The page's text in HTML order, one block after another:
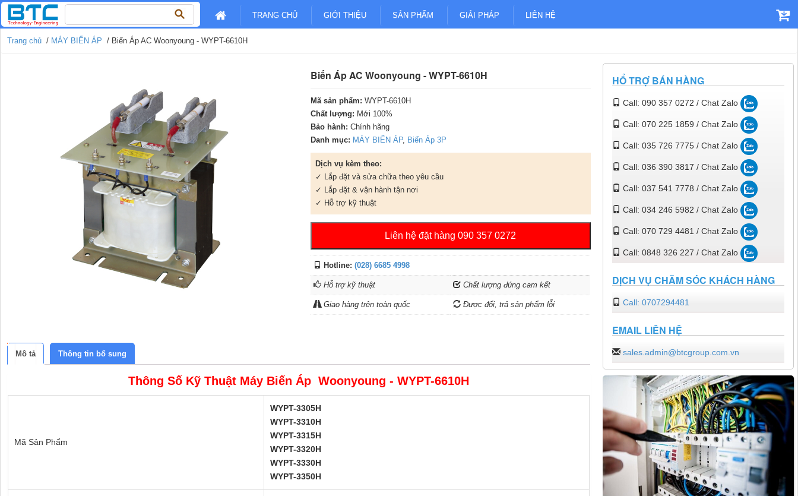
kiếm
cho:
TRANG CHỦ GIỚI THIỆU SẢN PHẨM GIẢI PHÁP LIÊN HỆ
Trang chủ / MÁY BIẾN ÁP / Biến Áp AC Woonyoung - WYPT-6610H
Biến Áp AC Woonyoung - WYPT-6610H
Mã sản phẩm: WYPT-6610H
Chất lượng: Mới 100%
Bảo hành: Chính hãng
Danh mục: MÁY BIẾN ÁP, Biến Áp 3P
Dịch vụ kèm theo:
✓ Lắp đặt và sửa chữa theo yêu cầu
✓ Lắp đặt & vận hành tận nơi
✓ Hỗ trợ kỹ thuật
Liên hệ đặt hàng 090 357 0272
Hotline: (028) 6685 4998
Hỗ trợ kỹ thuật Chất lượng đúng cam kết
Giao hàng trên toàn quốc Được đổi, trả sản phẩm lỗi
Mô tả Thông tin bổ sung
Thông Số Kỹ Thuật Máy Biến Áp Woonyoung - WYPT-6610H
Mã Sản Phẩm
WYPT-3305H
WYPT-3310H
WYPT-3315H
WYPT-3320H
WYPT-3330H
WYPT-3350H
HỔ TRỢ BÁN HÀNG
Call: 090 357 0272 / Chat Zalo
Call: 070 225 1859 / Chat Zalo
Call: 035 726 7775 / Chat Zalo
Call: 036 390 3817 / Chat Zalo
Call: 037 541 7778 / Chat Zalo
Call: 034 246 5982 / Chat Zalo
Call: 070 729 4481 / Chat Zalo
Call: 0848 326 227 / Chat Zalo
DỊCH VỤ CHĂM SÓC KHÁCH HÀNG
Call: 0707294481
EMAIL LIÊN HỆ
sales.admin@btcgroup.com.vn